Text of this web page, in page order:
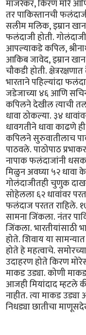
मांजरेकर, किरण मोरे
तर पाकिस्तानची
सलीम मलिक, इम्रान
फलंदाजी होती.
आपल्याकडे कपिल,
आकिब जावेद, इम्रान
चौकडी होती.
भारताने पहिल्यांदा
जडेजाच्या ४६ आणि
कपिलने देखील त्याची
धावा ठोकल्या. ३४
धावगतीने धावा काढणे
कपिलने सुरुवातीलाच
पाठवले. पाठोपाठ
नापाक फलंदाजांनी
मिळुन अवघ्या ५२
गोलंदाजीतही चुणुक
सोहेलला ६२ धावांवर
फलंदाज परतत राहिले.
सामना जिंकला. नंतर
जिंकला. भारतीयांसाठी
होते. शिवाय या
होते हे महत्वाचे.
उदाहरण होते किरण
माकड उड्या. कोणी
आजही मियांदाद म्हटले
नाहीत. त्या माकड
निधड्या छातीचा